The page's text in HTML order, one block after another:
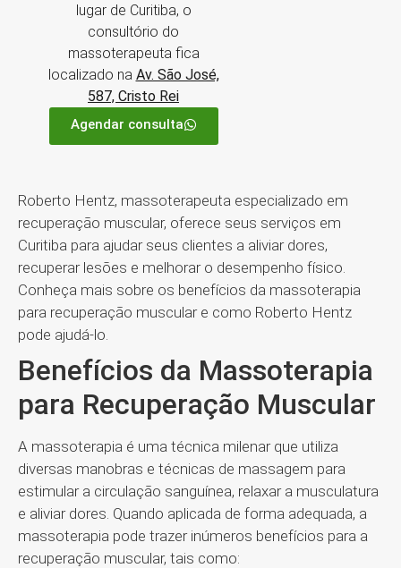
lugar de Curitiba, o
consultório do
massoterapeuta fica
localizado na Av. São José,
587, Cristo Rei
Agendar consulta
Roberto Hentz, massoterapeuta especializado em
recuperação muscular, oferece seus serviços em
Curitiba para ajudar seus clientes a aliviar dores,
recuperar lesões e melhorar o desempenho físico.
Conheça mais sobre os benefícios da massoterapia
para recuperação muscular e como Roberto Hentz
pode ajudá-lo.
Benefícios da Massoterapia
para Recuperação Muscular
A massoterapia é uma técnica milenar que utiliza
diversas manobras e técnicas de massagem para
estimular a circulação sanguínea, relaxar a musculatura
e aliviar dores. Quando aplicada de forma adequada, a
massoterapia pode trazer inúmeros benefícios para a
recuperação muscular, tais como: